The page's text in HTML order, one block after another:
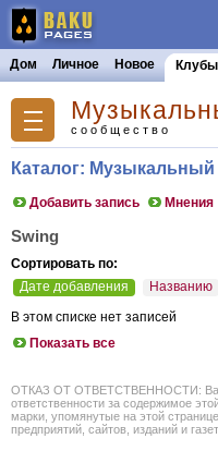
Дом Личное Новое Клубы
сообщество
Каталог: Музыкальный
Добавить запись Мнения
Swing
Сортировать по:
Дате добавления
Названию
В этом списке нет записей
Показать все
ОТКАЗ ОТ ОТВЕТСТВЕННОСТИ:
ответственности за содержимое
марки, упомянутые на этой
предприятий, сайтов, изданий и